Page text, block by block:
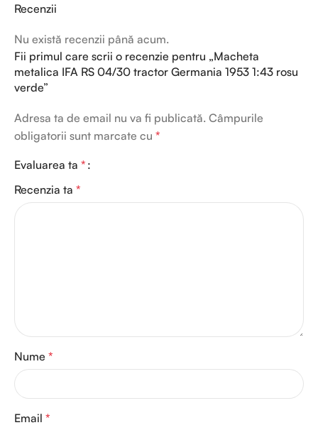
Recenzii
Nu există recenzii până acum.
Fii primul care scrii o recenzie pentru „Macheta
metalica IFA RS 04/30 tractor Germania 1953 1:43 rosu
verde”
Adresa ta de email nu va fi publicată. Câmpurile
obligatorii sunt marcate cu *
Evaluarea ta *
Recenzia ta *
Nume *
Email *